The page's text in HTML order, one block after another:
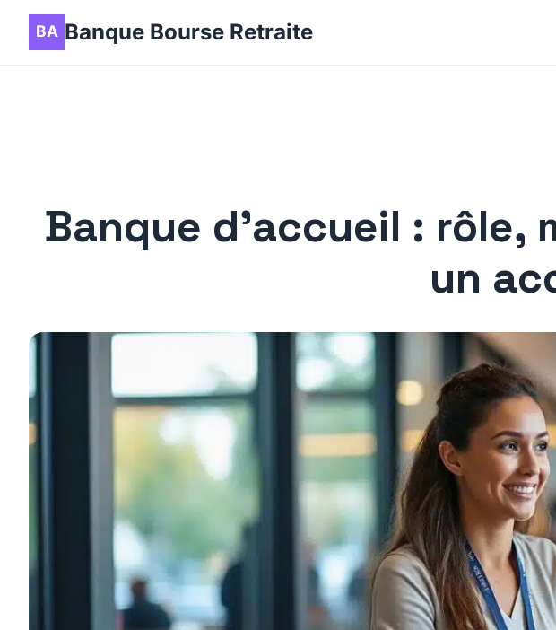
Banque Bourse Retraite
Banque d’accueil :
un